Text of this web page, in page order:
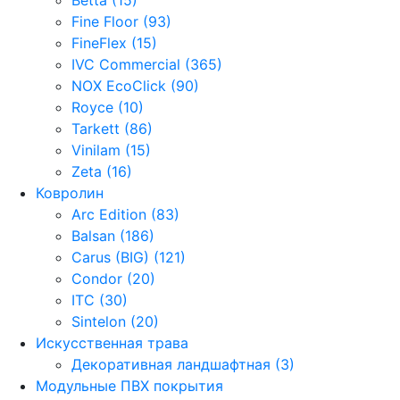
Fine Floor (93)
FineFlex (15)
IVC Commercial (365)
NOX EcoClick (90)
Royce (10)
Tarkett (86)
Vinilam (15)
Zeta (16)
Ковролин
Arc Edition (83)
Balsan (186)
Carus (BIG) (121)
Condor (20)
ITC (30)
Sintelon (20)
Искусственная трава
Декоративная ландшафтная (3)
Модульные ПВХ покрытия